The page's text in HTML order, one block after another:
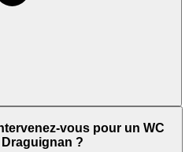
vous pour un WC
?